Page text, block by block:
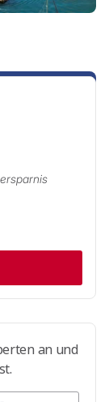
an und